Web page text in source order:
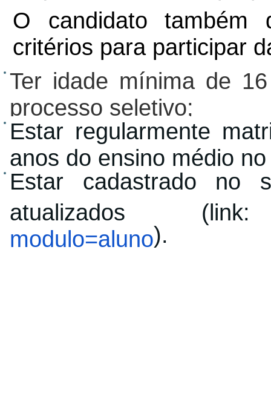
O candidato também
critérios para participar
Ter idade mínima de
processo seletivo;
Estar regularmente
anos do ensino médio
Estar cadastrado
atualizados
modulo=aluno).